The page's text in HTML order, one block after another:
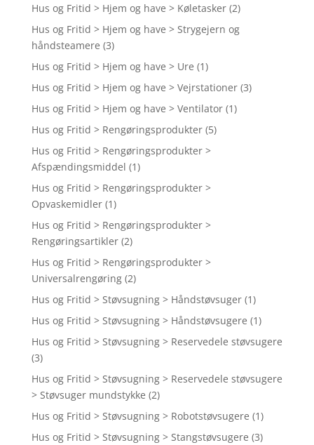
Hus og Fritid > Hjem og have > Køletasker (2)
Hus og Fritid > Hjem og have > Strygejern og
håndsteamere (3)
Hus og Fritid > Hjem og have > Ure (1)
Hus og Fritid > Hjem og have > Vejrstationer (3)
Hus og Fritid > Hjem og have > Ventilator (1)
Hus og Fritid > Rengøringsprodukter (5)
Hus og Fritid > Rengøringsprodukter >
Afspændingsmiddel (1)
Hus og Fritid > Rengøringsprodukter >
Opvaskemidler (1)
Hus og Fritid > Rengøringsprodukter >
Rengøringsartikler (2)
Hus og Fritid > Rengøringsprodukter >
Universalrengøring (2)
Hus og Fritid > Støvsugning > Håndstøvsuger (1)
Hus og Fritid > Støvsugning > Håndstøvsugere (1)
Hus og Fritid > Støvsugning > Reservedele støvsugere
(3)
Hus og Fritid > Støvsugning > Reservedele støvsugere
> Støvsuger mundstykke (2)
Hus og Fritid > Støvsugning > Robotstøvsugere (1)
Hus og Fritid > Støvsugning > Stangstøvsugere (3)